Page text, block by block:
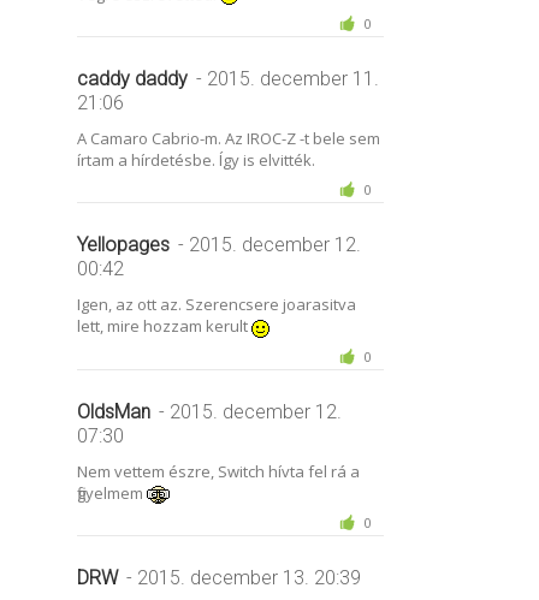
0
caddy daddy - 2015. december 11.
21:06
A Camaro Cabrio-m. Az IROC-Z -t bele sem
írtam a hírdetésbe. Így is elvitték.
0
Yellopages - 2015. december 12.
00:42
Igen, az ott az. Szerencsere joarasitva
lett, mire hozzam kerult
0
OldsMan - 2015. december 12.
07:30
Nem vettem észre, Switch hívta fel rá a
figyelmem
0
DRW - 2015. december 13. 20:39